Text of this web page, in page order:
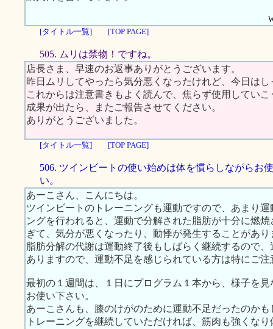
[タイトル一覧]
[TOP PAGE]
505. ムリは禁物！ですね。
店長さま、早速のお返事ありがとうございます。
昨日ムリしてやったら気分悪くなったけれど、今日は
これからは注意書きもよく読んで、焦らず使用してい
成果が出たら、またご報告させてください。
ありがとうございました。
[タイトル一覧] [TOP PAGE]
506. ツインビートの使い始めは体を慣らしながらお
い。
あーこさん、こんにちは。
ツインビートのトレーニングも運動ですので、あまり
ングを行われると、運動で分解された脂肪が十分に燃
ぎて、気分が悪くなったり、動悸が発生することがあり
脂肪分解の代謝は運動終了後もしばらく継続するので
ありますので、運動不足を感じられている方は特にご注
最初の１週間は、１日にプログラム１本から、様子を
お使い下さい。
あーこさんも、膝のけがのために運動不足だったのか
トレーニングを継続していただければ、筋肉も強くな